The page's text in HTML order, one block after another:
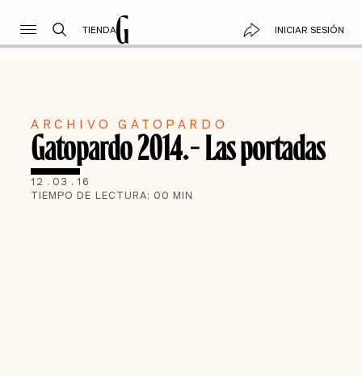
TIENDA INICIAR SESIÓN
ARCHIVO GATOPARDO
Gatopardo 2014.- Las portadas
12 . 03 . 16
TIEMPO DE LECTURA: 00 MIN